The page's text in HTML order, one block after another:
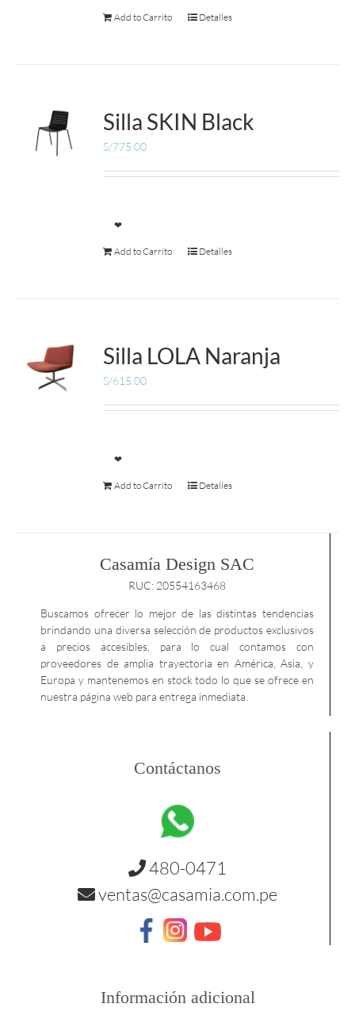
Add to Carrito Detalles
Silla SKIN Black
S/775.00
❤
Add to Carrito Detalles
Silla LOLA Naranja
S/615.00
❤
Add to Carrito Detalles
Casamía Design SAC
RUC: 20554163468
Buscamos ofrecer lo mejor de las distintas tendencias
brindando una diversa selección de productos exclusivos
a precios accesibles, para lo cual contamos con
proveedores de amplia trayectoria en América, Asia, y
Europa y mantenemos en stock todo lo que se ofrece en
nuestra página web para entrega inmediata.
Contáctanos
480-0471
ventas@casamia.com.pe
Información adicional